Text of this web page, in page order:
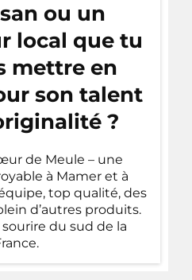
ou un
local que tu
mettre en
son talent
?
de Meule – une
à Mamer et à
top qualité, des
d’autres produits.
du sud de la